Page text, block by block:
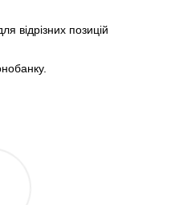
відрізних позицій